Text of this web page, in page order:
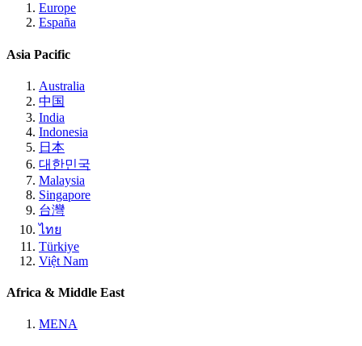
Europe
España
Asia Pacific
Australia
中国
India
Indonesia
日本
대한민국
Malaysia
Singapore
台灣
ไทย
Türkiye
Việt Nam
Africa & Middle East
MENA